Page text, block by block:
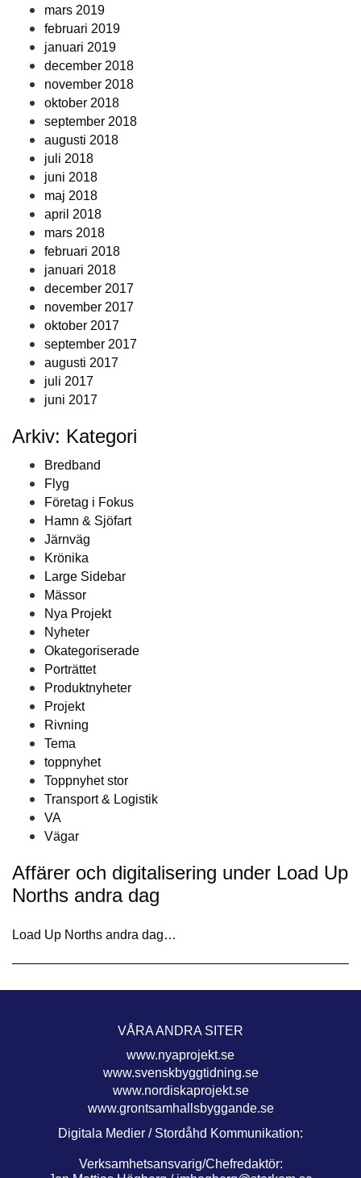
mars 2019
februari 2019
januari 2019
december 2018
november 2018
oktober 2018
september 2018
augusti 2018
juli 2018
juni 2018
maj 2018
april 2018
mars 2018
februari 2018
januari 2018
december 2017
november 2017
oktober 2017
september 2017
augusti 2017
juli 2017
juni 2017
Arkiv: Kategori
Bredband
Flyg
Företag i Fokus
Hamn & Sjöfart
Järnväg
Krönika
Large Sidebar
Mässor
Nya Projekt
Nyheter
Okategoriserade
Porträttet
Produktnyheter
Projekt
Rivning
Tema
toppnyhet
Toppnyhet stor
Transport & Logistik
VA
Vägar
Affärer och digitalisering under Load Up
Norths andra dag
Load Up Norths andra dag…
VÅRA ANDRA SITER
www.nyaprojekt.se
www.svenskbyggtidning.se
www.nordiskaprojekt.se
www.grontsamhallsbyggande.se
Digitala Medier / Stordåhd Kommunikation:
Verksamhetsansvarig/Chefredaktör: